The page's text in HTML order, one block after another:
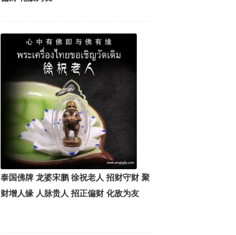
泰国佛牌 龙婆宋鹏 徐祝老人 招财守财 聚
财增人缘 人脉贵人 招正偏财 化敌为友